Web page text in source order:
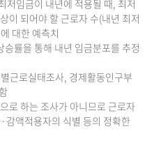
저임금이 내년에 적용될 때, 최저
이 되어야 할 근로자 수(내년 최저
대한 예측치
률을 통해 내년 임금분포를 추정
근로실태조사, 경제활동인구부
로 하는 조사가 아니므로 근로자
감액적용자의 식별 등의 정확한